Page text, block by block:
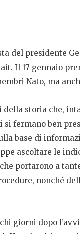
del presidente
Il 17 gennaio
Nato, ma
storia che,
fermano ben
base di
ascoltare le
portarono a
nonché
giorni dopo